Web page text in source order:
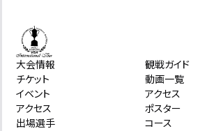
大会情報
チケット
イベント
アクセス
出場選手
観戦ガイド
動画一覧
アクセス
ポスター
コース